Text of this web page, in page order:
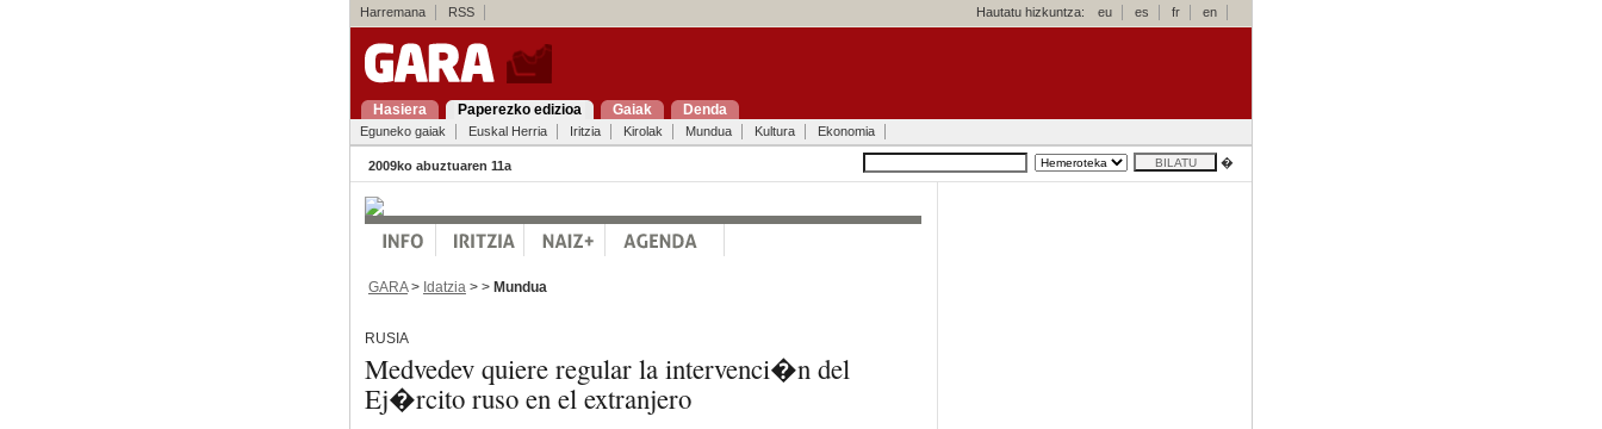
Harremana RSS Hautatu hizkuntza: eu es fr en
Hasiera Paperezko edizioa Gaiak Denda
Eguneko gaiak Euskal Herria Iritzia Kirolak Mundua Kultura Ekonomia
2009ko abuztuaren 11a �
GARA> Idatzia > > Mundua
RUSIA
Medvedev quiere regular la intervenci�n del
Ej�rcito ruso en el extranjero